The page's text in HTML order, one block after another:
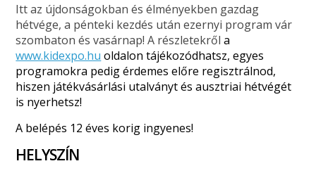
Itt az újdonságokban és élményekben gazdag
hétvége, a pénteki kezdés után ezernyi program vár
szombaton és vasárnap! A részletekrőla
www.kidexpo.hu oldalon tájékozódhatsz, egyes
programokra pedig érdemes előre regisztrálnod,
hiszen játékvásárlási utalványt és ausztriai hétvégét
is nyerhetsz!
A belépés 12 éves korig ingyenes!
HELYSZÍN